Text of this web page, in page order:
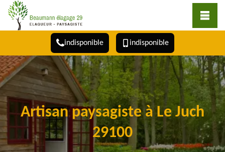
indisponible indisponible
Artisan paysagiste à Le Juch
29100